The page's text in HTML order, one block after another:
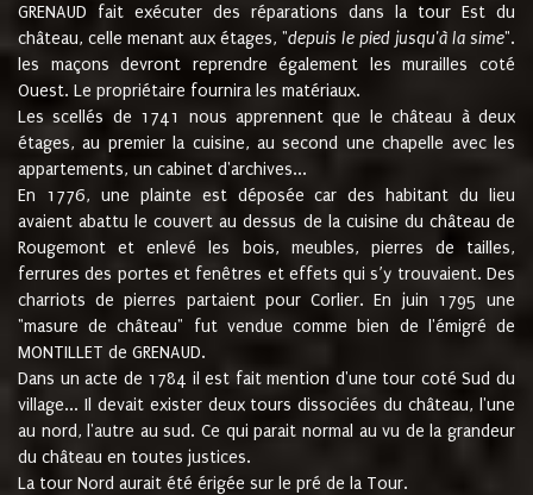
GRENAUD fait exécuter des réparations dans la tour Est du
château, celle menant aux étages, "depuis le pied jusqu'à la sime".
les maçons devront reprendre également les murailles coté
Ouest. Le propriétaire fournira les matériaux.
Les scellés de 1741 nous apprennent que le château à deux
étages, au premier la cuisine, au second une chapelle avec les
appartements, un cabinet d'archives...
En 1776, une plainte est déposée car des habitant du lieu
avaient abattu le couvert au dessus de la cuisine du château de
Rougemont et enlevé les bois, meubles, pierres de tailles,
ferrures des portes et fenêtres et effets qui s’y trouvaient. Des
charriots de pierres partaient pour Corlier. En juin 1795 une
"masure de château" fut vendue comme bien de l'émigré de
MONTILLET de GRENAUD.
Dans un acte de 1784 il est fait mention d'une tour coté Sud du
village... Il devait exister deux tours dissociées du château, l'une
au nord, l'autre au sud. Ce qui parait normal au vu de la grandeur
du château en toutes justices.
La tour Nord aurait été érigée sur le pré de la Tour.